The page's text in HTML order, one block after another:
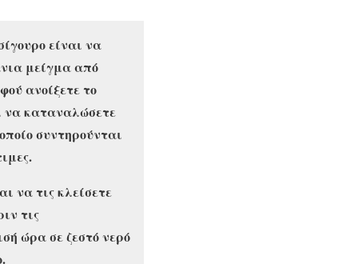
είναι να
μείγμα από
ανοίξετε το
να καταναλώσετε
συντηρούνται
να τις κλείσετε
τις
ώρα σε ζεστό νερό